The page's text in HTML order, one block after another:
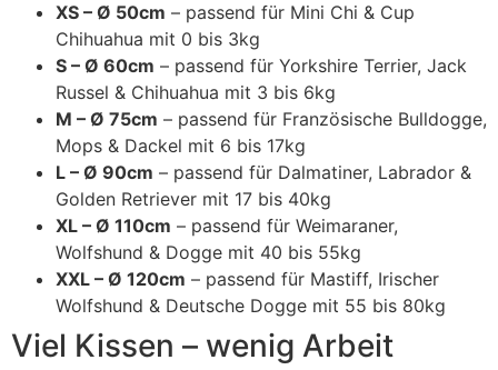
XS – Ø 50cm – passend für Mini Chi & Cup
Chihuahua mit 0 bis 3kg
S – Ø 60cm – passend für Yorkshire Terrier, Jack
Russel & Chihuahua mit 3 bis 6kg
M – Ø 75cm – passend für Französische Bulldogge,
Mops & Dackel mit 6 bis 17kg
L – Ø 90cm – passend für Dalmatiner, Labrador &
Golden Retriever mit 17 bis 40kg
XL – Ø 110cm – passend für Weimaraner,
Wolfshund & Dogge mit 40 bis 55kg
XXL – Ø 120cm – passend für Mastiff, Irischer
Wolfshund & Deutsche Dogge mit 55 bis 80kg
Viel Kissen – wenig Arbeit